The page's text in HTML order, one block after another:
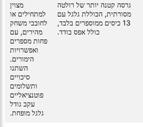
גרסה קטנה יותר של רולטה
מסורתית, הכוללת גלגל עם
13 כיסים ממוספרים בלבד,
כולל אפס בודד.
מצוין
למתחילים או
לחובבי משחק
מהירים, עם
פחות מספרים
ואפשרויות
הימורים.
השתנו
סיכויים
ותשלומים
פוטנציאליים
עקב גודל
גלגל מופחת.